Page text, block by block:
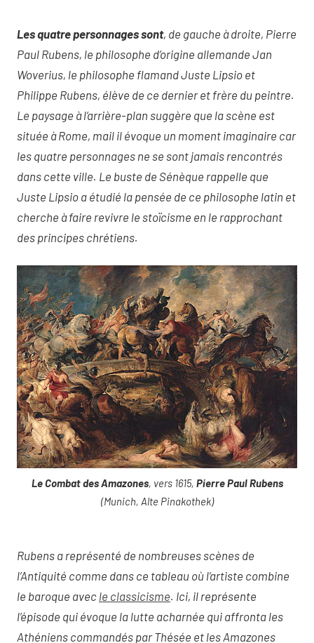
Les quatre personnages sont, de gauche à droite, Pierre
Paul Rubens, le philosophe d’origine allemande Jan
Woverius, le philosophe flamand Juste Lipsio et
Philippe Rubens, élève de ce dernier et frère du peintre.
Le paysage à l’arrière-plan suggère que la scène est
située à Rome, mail il évoque un moment imaginaire car
les quatre personnages ne se sont jamais rencontrés
dans cette ville. Le buste de Sénèque rappelle que
Juste Lipsio a étudié la pensée de ce philosophe latin et
cherche à faire revivre le stoïcisme en le rapprochant
des principes chrétiens.
Le Combat des Amazones, vers 1615, Pierre Paul Rubens
(Munich, Alte Pinakothek)
Rubens a représenté de nombreuses scènes de
l’Antiquité comme dans ce tableau où l’artiste combine
le baroque avec le classicisme. Ici, il représente
l’épisode qui évoque la lutte acharnée qui affronta les
Athéniens commandés par Thésée et les Amazones